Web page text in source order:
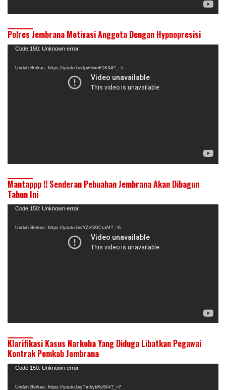
Polres Jembrana Motivasi Anggota Dengan Hypnopresisi
Pemutar
Code 150: Unknown error.
Unduh Berkas: https://youtu.be/tpvGwnE1KX4?_=5
Mantappp !! Senderan Pebuahan Jembrana Akan Dibagun
Tahun Ini
Pemutar
Code 150: Unknown error.
Unduh Berkas: https://youtu.be/YZe5XICraAI?_=6
Klarifikasi Kasus Narkoba Yang Diduga Libatkan Pegawai
Kontrak Pemkab Jembrana
Pemutar
Code 150: Unknown error.
Unduh Berkas: https://youtu.be/TmbybKsSl-k?_=7